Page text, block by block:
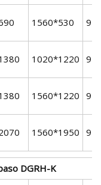
1560*530
1020*1220
1560*1220
1560*1950
DGRH-K